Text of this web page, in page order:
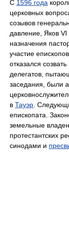
С 1596 года
церковных
созывов
давление, Яков
назначения
участие
отказался
делегатов,
заседания, были
в Тауэр .
епископата.
земельные
протестантских
синодами и